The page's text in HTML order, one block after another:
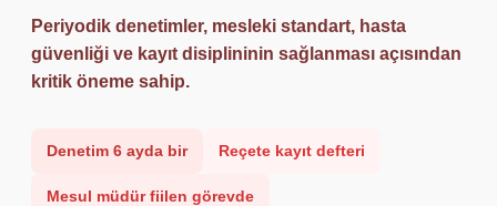
Periyodik denetimler, mesleki standart, hasta
güvenliği ve kayıt disiplininin sağlanması açısından
kritik öneme sahip.
Denetim 6 ayda bir Reçete kayıt defteri
Mesul müdür fiilen görevde